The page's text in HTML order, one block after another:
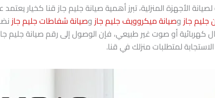
الأجهزة المنزلية، تبرز أهمية صيانة جليم جاز قنا كخيار
جليم جازوصيانة ميكروويف جليم جازوصيانة شفاطات جليم جاز
صوت غير طبيعي، فإن الوصول إلى رقم صيانة جليم جاز 16062 أو التواصل
لمتطلبات منزلك في قنا.